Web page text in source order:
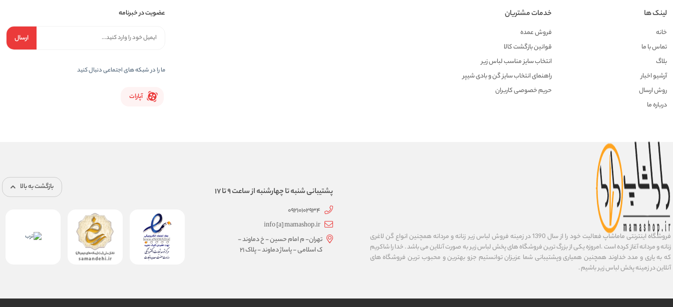
لینک ها
خانه
تماس با ما
بلاگ
آرشیو اخبار
روش ارسال
درباره ما
خدمات مشتریان
فروش عمده
قوانین بازگشت کالا
انتخاب سایز مناسب لباس زیر
راهنمای انتخاب سایز گن و بادی شیپر
حریم خصوصی کاربران
عضویت در خبرنامه
ارسال
ما را در شبکه های اجتماعی دنبال کنید
آپارات
فروشگاه اینترنتی ماماشاپ فعالیت خود را از سال 1390 در زمینه فروش لباس زیر زنانه و مردانه همچنین انواع گن لاغری
زنانه و مردانه آغاز کرده است .امروزه یکی از بزرگ ترین فروشگاه های پخش لباس زیر به صورت آنلاین می باشد . خدا را شاکریم
که به یاری و مدد خداوند همچنین همیاری وپشتیبانی شما عزیزان توانستیم جزو بهترین و محبوب ترین فروشگاه های
آنلاین در زمینه پخش لباس زیر باشیم .
پشتیبانی شنبه تا چهارشنبه از ساعت 9 تا 17
09210102934
info [a] mamashop.ir
تهران- م امام حسین - خ دماوند -
ک اسلامی - پاساژ دماوند - پلاک 21
بازگشت به بالا